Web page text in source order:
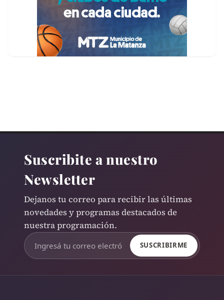
Suscribite a nuestro
Newsletter
Dejanos tu correo para recibir las últimas
novedades y programas destacados de
nuestra programación.
SUSCRIBIRME